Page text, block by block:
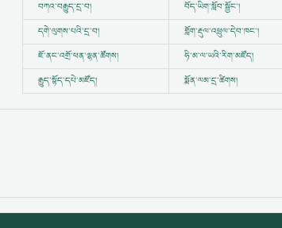
བཀའ་བརྒྱུད་དྲ་བ།
བོད་ཡིག་སློབ་སྦྱོང་།
དགེ་ལུགས་པའི་དྲ་བ།
གློག་རྡུལ་འཕྲུལ་དེབ་ཁང་།
ཇོ་ནང་འགྲོ་ཕན་ལྷན་ཚོགས།
ཧི་མ་ལ་ཡའི་རིག་མཛོད།
རྒྱུད་སྟོད་དཔེ་མཛོད།
སྨོན་ལམ་དྲ་ཚིགས།